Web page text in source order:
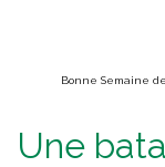
Bonne Semaine
Une